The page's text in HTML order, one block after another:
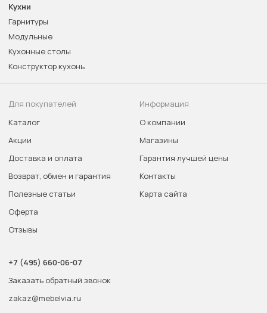
Кухни
Гарнитуры
Модульные
Кухонные столы
Конструктор кухонь
Для покупателей
Каталог
Акции
Доставка и оплата
Возврат, обмен и гарантия
Полезные статьи
Оферта
Отзывы
Информация
О компании
Магазины
Гарантия лучшей цены
Контакты
Карта сайта
+7 (495) 660-06-07
Заказать обратный звонок
zakaz@mebelvia.ru